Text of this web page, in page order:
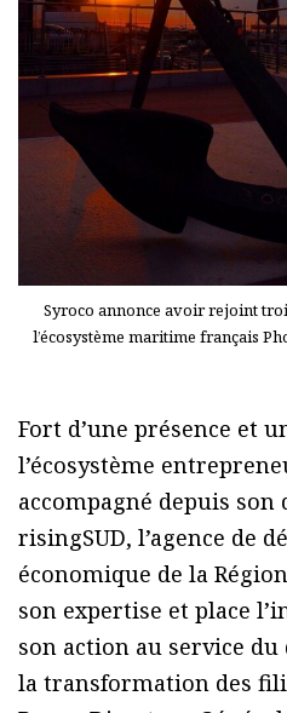
Syroco annonce avoir rejoint
l’écosystème maritime français
Fort d’une présence et
l’écosystème
accompagné depuis son
risingSUD, l’agence de
économique de la
son expertise et place
son action au service
la transformation des